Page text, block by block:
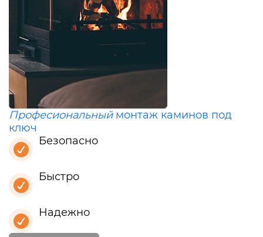
Професиональныймонтаж каминов под
ключ
Безопасно
Быстро
Надежно